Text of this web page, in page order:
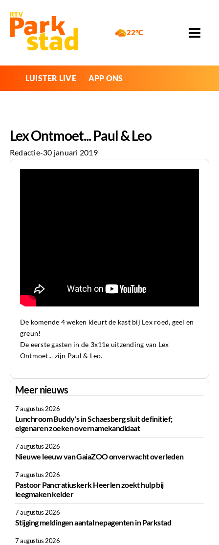
22°C
LUISTER LIVE APP ONS
Lex Ontmoet... Paul & Leo
Redactie-30 januari 2019
De komende 4 weken kleurt de kast bij Lex roed, geel en
greun!
De eerste gasten in de 3x11e uitzending van Lex
Ontmoet... zijn Paul & Leo.
Meer nieuws
7 augustus 2026
Lunchroom Buddy's in Schaesberg sluit definitief;
eigenaren zoeken overnamekandidaat
7 augustus 2026
Nieuwe leeuw van GaiaZOO onverwacht overleden
7 augustus 2026
Pastoor Pancratiuskerk Heerlen zoekt hulp bij
leegmaken kelder
7 augustus 2026
Stijging meldingen aantal nepagenten in Parkstad
7 augustus 2026